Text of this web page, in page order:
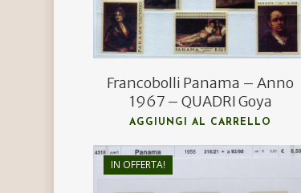
Francobolli Panama – Anno
1967 – QUADRI Goya
AGGIUNGI AL CARRELLO
IN OFFERTA!